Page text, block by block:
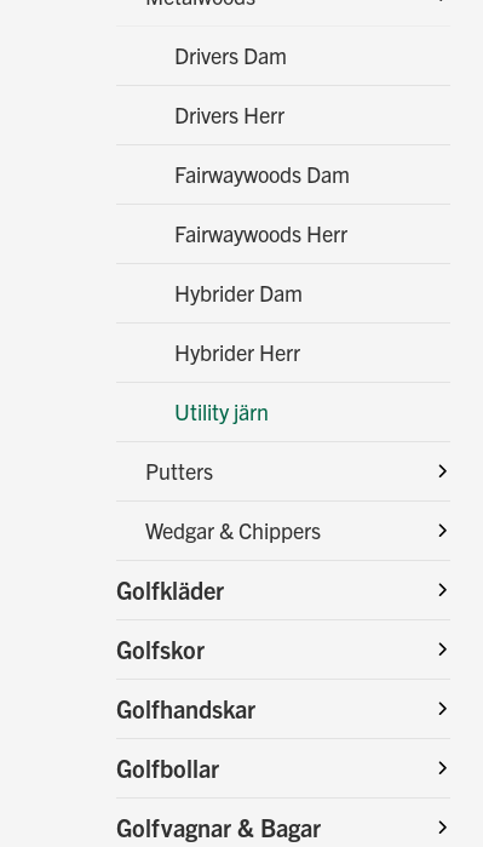
Drivers Dam
Drivers Herr
Fairwaywoods Dam
Fairwaywoods Herr
Hybrider Dam
Hybrider Herr
Utility järn
Putters
Wedgar & Chippers
Golfkläder
Golfskor
Golfhandskar
Golfbollar
Golfvagnar & Bagar